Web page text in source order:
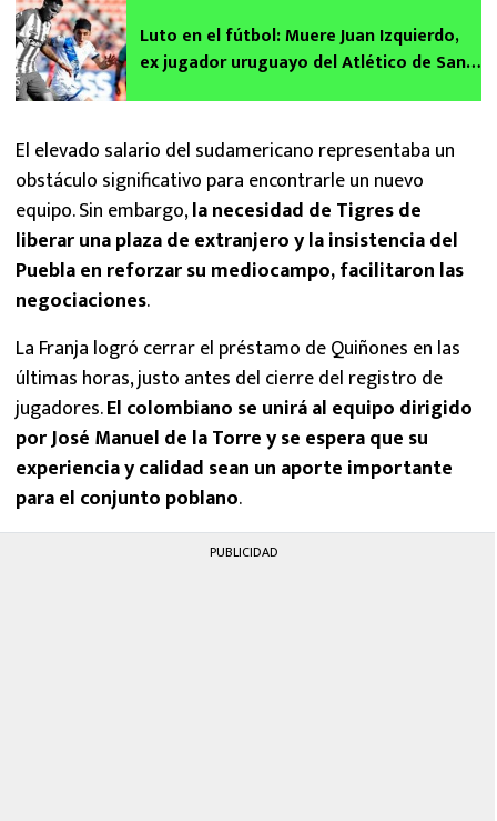
Luto en el fútbol: Muere Juan Izquierdo,
ex jugador uruguayo del Atlético de San
El elevado salario del sudamericano representaba un
obstáculo significativo para encontrarle un nuevo
equipo. Sin embargo,la necesidad de Tigres de
liberar una plaza de extranjero y la insistencia del
Puebla en reforzar su mediocampo, facilitaron las
negociaciones.
La Franja logró cerrar el préstamo de Quiñones en las
últimas horas, justo antes del cierre del registro de
jugadores.El colombiano se unirá al equipo dirigido
por José Manuel de la Torre y se espera que su
experiencia y calidad sean un aporte importante
para el conjunto poblano.
PUBLICIDAD